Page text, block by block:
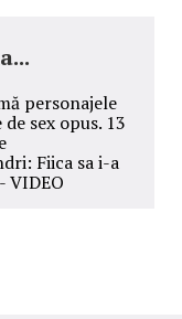
personajele
sex opus. 13
Fiica sa i-a
VIDEO